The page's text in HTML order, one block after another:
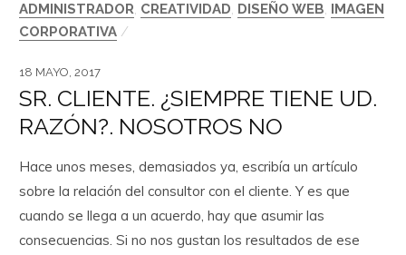
ADMINISTRADOR, CREATIVIDAD, DISEÑO WEB, IMAGEN
CORPORATIVA/
18 MAYO, 2017
SR. CLIENTE. ¿SIEMPRE TIENE UD.
RAZÓN?. NOSOTROS NO
Hace unos meses, demasiados ya, escribía un artículo
sobre la relación del consultor con el cliente. Y es que
cuando se llega a un acuerdo, hay que asumir las
consecuencias. Si no nos gustan los resultados de ese